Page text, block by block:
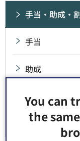
You can
the
手当・助成・
手当
助成
年金等
割引等